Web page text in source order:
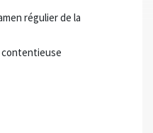
régulier de la
contentieuse